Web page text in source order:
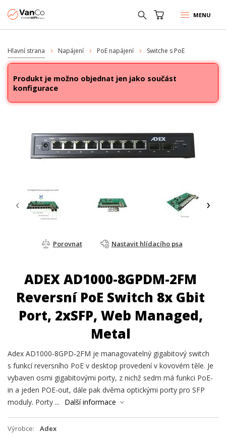
MENU
Hlavní strana Napájení PoE napájení Switche s PoE
Produkt je možno objednat jen jako součást
konfigurace
‹ ›
Porovnat Nastavit hlídacího psa
ADEX AD1000-8GPDM-2FM
Reversní PoE Switch 8x Gbit
Port, 2xSFP, Web Managed,
Metal
Adex AD1000-8GPD-2FM je managovatelný gigabitový switch
s funkcí reversního PoE v desktop provedení v kovovém těle. Je
vybaven osmi gigabitovými porty, z nichž sedm má funkci PoE-
in a jeden POE-out, dále pak dvěma optickými porty pro SFP
moduly. Porty ...
Další informace
Výrobce
Adex